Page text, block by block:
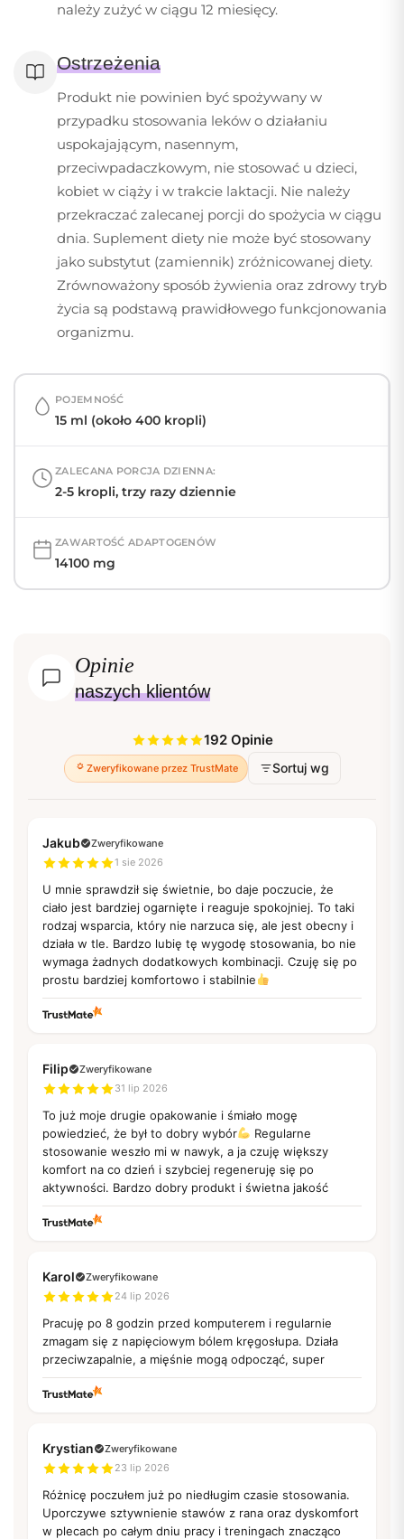
należy zużyć w ciągu 12 miesięcy.
Ostrzeżenia
Produkt nie powinien być spożywany w
przypadku stosowania leków o działaniu
uspokajającym, nasennym,
przeciwpadaczkowym, nie stosować u dzieci,
kobiet w ciąży i w trakcie laktacji. Nie należy
przekraczać zalecanej porcji do spożycia w ciągu
dnia. Suplement diety nie może być stosowany
jako substytut (zamiennik) zróżnicowanej diety.
Zrównoważony sposób żywienia oraz zdrowy tryb
życia są podstawą prawidłowego funkcjonowania
organizmu.
POJEMNOŚĆ
15 ml (około 400 kropli)
ZALECANA PORCJA DZIENNA:
2-5 kropli, trzy razy dziennie
ZAWARTOŚĆ ADAPTOGENÓW
14100 mg
Opinie
naszych klientów
192 Opinie
Zweryfikowane przez TrustMate Sortuj wg
Jakub
Zweryfikowane
1 sie 2026
U mnie sprawdził się świetnie, bo daje poczucie, że
ciało jest bardziej ogarnięte i reaguje spokojniej. To taki
rodzaj wsparcia, który nie narzuca się, ale jest obecny i
działa w tle. Bardzo lubię tę wygodę stosowania, bo nie
wymaga żadnych dodatkowych kombinacji. Czuję się po
prostu bardziej komfortowo i stabilnie
Filip
Zweryfikowane
31 lip 2026
To już moje drugie opakowanie i śmiało mogę
powiedzieć, że był to dobry wybór
Regularne
stosowanie weszło mi w nawyk, a ja czuję większy
komfort na co dzień i szybciej regeneruję się po
aktywności. Bardzo dobry produkt i świetna jakość
Karol
Zweryfikowane
24 lip 2026
Pracuję po 8 godzin przed komputerem i regularnie
zmagam się z napięciowym bólem kręgosłupa. Działa
przeciwzapalnie, a mięśnie mogą odpocząć, super
Krystian
Zweryfikowane
23 lip 2026
Różnicę poczułem już po niedługim czasie stosowania.
Uporczywe sztywnienie stawów z rana oraz dyskomfort
w plecach po całym dniu pracy i treningach znacząco